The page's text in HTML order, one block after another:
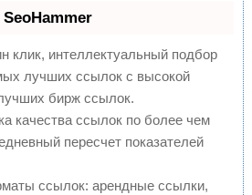
клик, интеллектуальный подбор
лучших ссылок с высокой
бирж ссылок.
качества ссылок по более чем
пересчет показателей
ссылок: арендные ссылки,